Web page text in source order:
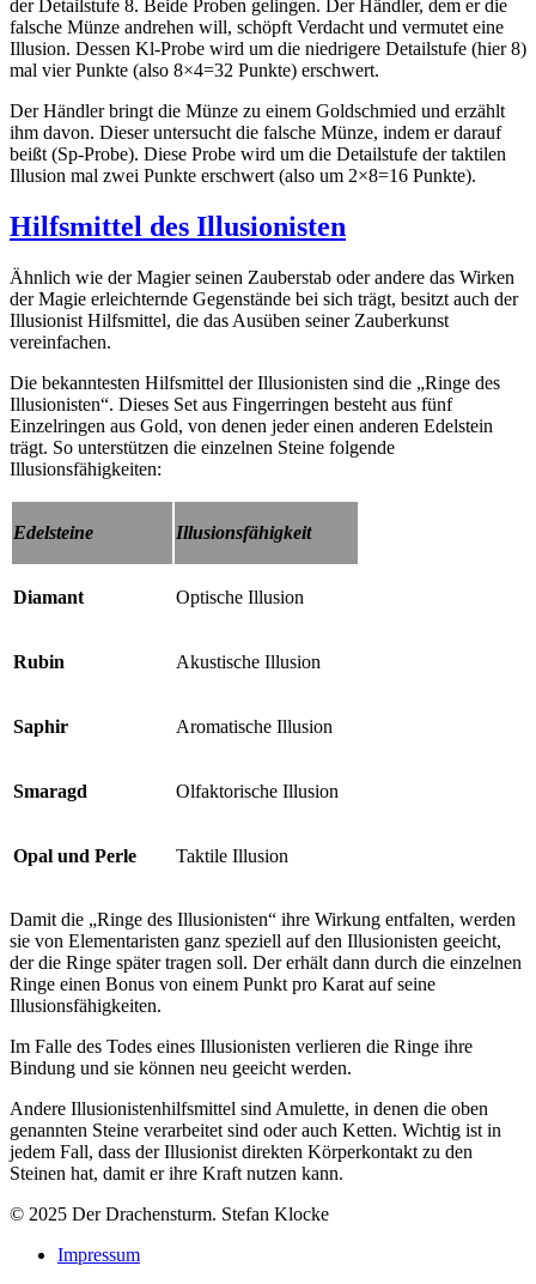
der Detailstufe 8. Beide Proben gelingen. Der Händler, dem er die
falsche Münze andrehen will, schöpft Verdacht und vermutet eine
Illusion. Dessen Kl-Probe wird um die niedrigere Detailstufe (hier 8)
mal vier Punkte (also 8×4=32 Punkte) erschwert.
Der Händler bringt die Münze zu einem Goldschmied und erzählt
ihm davon. Dieser untersucht die falsche Münze, indem er darauf
beißt (Sp-Probe). Diese Probe wird um die Detailstufe der taktilen
Illusion mal zwei Punkte erschwert (also um 2×8=16 Punkte).
Hilfsmittel des Illusionisten
Ähnlich wie der Magier seinen Zauberstab oder andere das Wirken
der Magie erleichternde Gegenstände bei sich trägt, besitzt auch der
Illusionist Hilfsmittel, die das Ausüben seiner Zauberkunst
vereinfachen.
Die bekanntesten Hilfsmittel der Illusionisten sind die „Ringe des
Illusionisten“. Dieses Set aus Fingerringen besteht aus fünf
Einzelringen aus Gold, von denen jeder einen anderen Edelstein
trägt. So unterstützen die einzelnen Steine folgende
Illusionsfähigkeiten:
Edelsteine Illusionsfähigkeit
Diamant Optische Illusion
Rubin Akustische Illusion
Saphir Aromatische Illusion
Smaragd Olfaktorische Illusion
Opal und Perle Taktile Illusion
Damit die „Ringe des Illusionisten“ ihre Wirkung entfalten, werden
sie von Elementaristen ganz speziell auf den Illusionisten geeicht,
der die Ringe später tragen soll. Der erhält dann durch die einzelnen
Ringe einen Bonus von einem Punkt pro Karat auf seine
Illusionsfähigkeiten.
Im Falle des Todes eines Illusionisten verlieren die Ringe ihre
Bindung und sie können neu geeicht werden.
Andere Illusionistenhilfsmittel sind Amulette, in denen die oben
genannten Steine verarbeitet sind oder auch Ketten. Wichtig ist in
jedem Fall, dass der Illusionist direkten Körperkontakt zu den
Steinen hat, damit er ihre Kraft nutzen kann.
© 2025 Der Drachensturm. Stefan Klocke
Impressum